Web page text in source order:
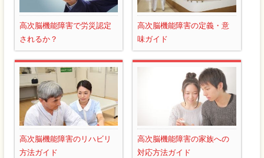
高次脳機能障害で労災認定
されるか？
高次脳機能障害の定義・意
味ガイド
高次脳機能障害のリハビリ
方法ガイド
高次脳機能障害の家族への
対応方法ガイド